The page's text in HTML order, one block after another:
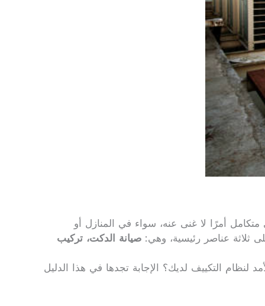
أمرًا لا غنى عنه، سواء في المنازل أو
ثلاثة عناصر رئيسية، وهي: صيانة الدكت، تركيب
التكييف لديك؟ الإجابة تجدها في هذا الدليل